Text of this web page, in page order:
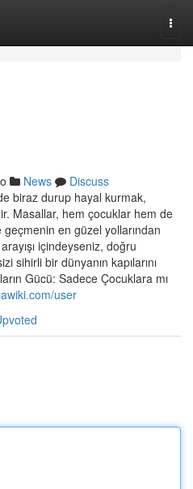
News
Discuss
biraz durup hayal kurmak,
Masallar, hem çocuklar hem de
en güzel yollarından
içindeyseniz, doğru
sihirli bir dünyanın kapılarını
Gücü: Sadece Çocuklara mı
user